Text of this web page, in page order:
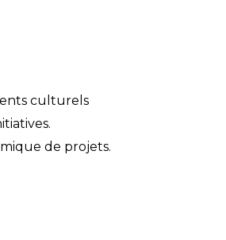
culturels
de projets.